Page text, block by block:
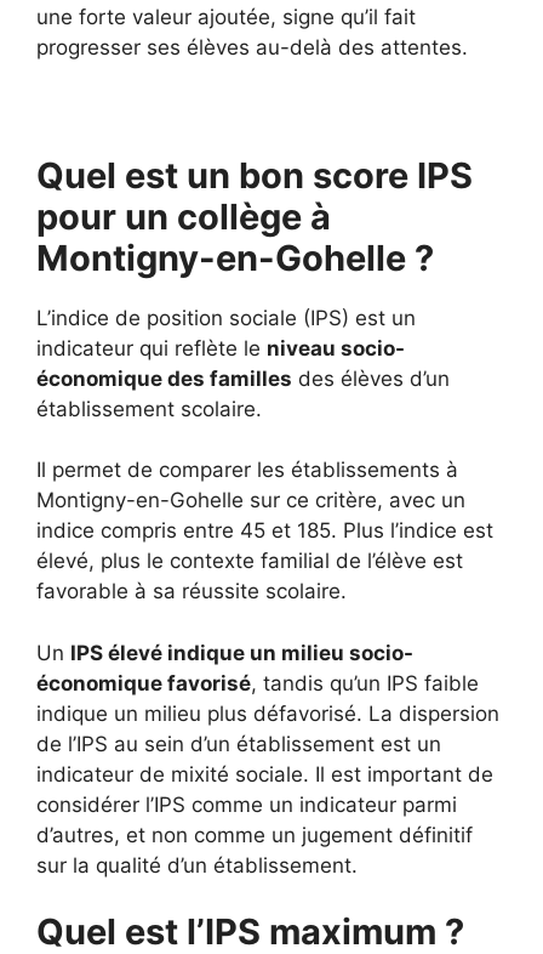
une forte valeur ajoutée, signe qu’il fait
progresser ses élèves au-delà des attentes.
Quel est un bon score IPS
pour un collège à
Montigny-en-Gohelle ?
L’indice de position sociale (IPS) est un
indicateur qui reflète le niveau socio-
économique des familles des élèves d’un
établissement scolaire.
Il permet de comparer les établissements à
Montigny-en-Gohelle sur ce critère, avec un
indice compris entre 45 et 185. Plus l’indice est
élevé, plus le contexte familial de l’élève est
favorable à sa réussite scolaire.
Un IPS élevé indique un milieu socio-
économique favorisé, tandis qu’un IPS faible
indique un milieu plus défavorisé. La dispersion
de l’IPS au sein d’un établissement est un
indicateur de mixité sociale. Il est important de
considérer l’IPS comme un indicateur parmi
d’autres, et non comme un jugement définitif
sur la qualité d’un établissement.
Quel est l’IPS maximum ?